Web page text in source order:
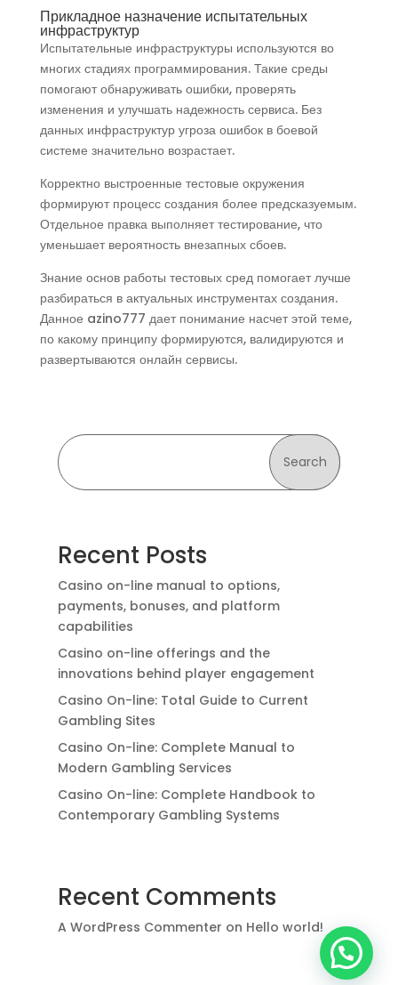
Прикладное назначение испытательных
инфраструктур
Испытательные инфраструктуры используются во
многих стадиях программирования. Такие среды
помогают обнаруживать ошибки, проверять
изменения и улучшать надежность сервиса. Без
данных инфраструктур угроза ошибок в боевой
системе значительно возрастает.
Корректно выстроенные тестовые окружения
формируют процесс создания более предсказуемым.
Отдельное правка выполняет тестирование, что
уменьшает вероятность внезапных сбоев.
Знание основ работы тестовых сред помогает лучше
разбираться в актуальных инструментах создания.
Данное azino777 дает понимание насчет этой теме,
по какому принципу формируются, валидируются и
развертываются онлайн сервисы.
Search
Recent Posts
Casino on-line manual to options,
payments, bonuses, and platform
capabilities
Casino on-line offerings and the
innovations behind player engagement
Casino On-line: Total Guide to Current
Gambling Sites
Casino On-line: Complete Manual to
Modern Gambling Services
Casino On-line: Complete Handbook to
Contemporary Gambling Systems
Recent Comments
A WordPress Commenter on Hello world!